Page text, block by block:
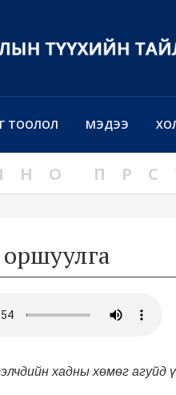
ТООЛОЛ МЭДЭЭ
Н О П Р С
хадны хөмөг агуйд